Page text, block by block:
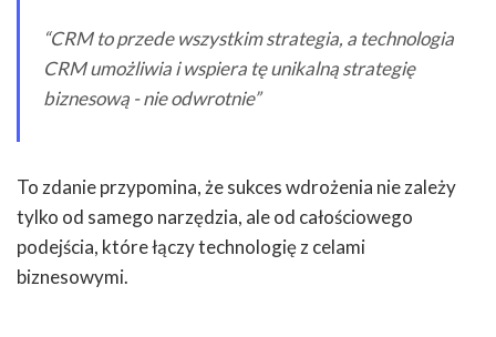
“CRM to przede wszystkim strategia, a technologia
CRM umożliwia i wspiera tę unikalną strategię
biznesową - nie odwrotnie”
To zdanie przypomina, że sukces wdrożenia nie zależy
tylko od samego narzędzia, ale od całościowego
podejścia, które łączy technologię z celami
biznesowymi.